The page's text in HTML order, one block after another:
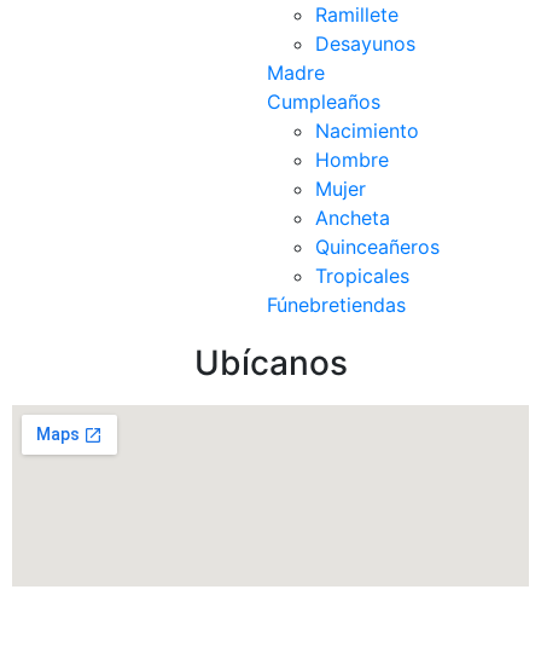
Ramillete
Desayunos
Madre
Cumpleaños
Nacimiento
Hombre
Mujer
Ancheta
Quinceañeros
Tropicales
Fúnebretiendas
Ubícanos